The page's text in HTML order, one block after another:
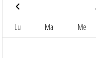
Lu Ma Me